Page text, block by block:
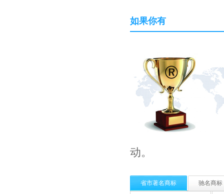
如果你有
动。
省市著名商标 驰名商标